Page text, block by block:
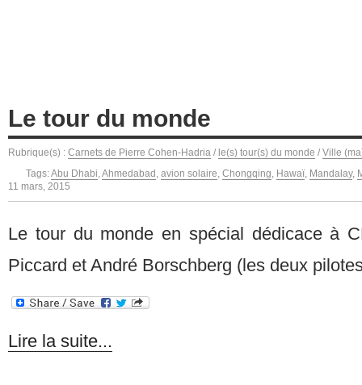
Le tour du monde
Rubrique(s) : Carnets de Pierre Cohen-Hadria / le(s) tour(s) du monde / Ville
Tags:Abu Dhabi,Ahmedabad , avion solaire, Chongqing, Hawaï, Mandalay,
11 mars, 2015
Le tour du monde en spécial dédicace à
Piccard et André Borschberg (les deux
Lire la suite...